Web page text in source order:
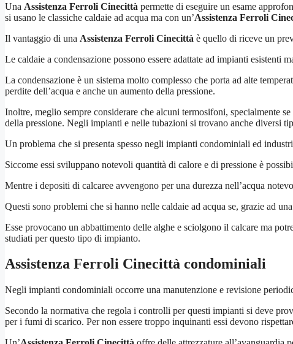
Una Assistenza Ferroli Cinecittà permette di eseguire un esame
si usano le classiche caldaie ad acqua ma con un’Assistenza Ferroli
Il vantaggio di una Assistenza Ferroli Cinecittà è quello di riceve un
Le caldaie a condensazione possono essere adattate ad impianti esistenti
La condensazione è un sistema molto complesso che porta ad alte
perdite dell’acqua e anche un aumento della pressione.
Inoltre, meglio sempre considerare che alcuni termosifoni, specialmente
della pressione. Negli impianti e nelle tubazioni si trovano anche diversi
Un problema che si presenta spesso negli impianti condominiali ed
Siccome essi sviluppano notevoli quantità di calore e di pressione è
Mentre i depositi di calcaree avvengono per una durezza nell’acqua
Questi sono problemi che si hanno nelle caldaie ad acqua se, grazie ad una
Esse provocano un abbattimento delle alghe e sciolgono il calcare ma
studiati per questo tipo di impianto.
Assistenza Ferroli Cinecittà condominiali
Negli impianti condominiali occorre una manutenzione e revisione
Secondo la normativa che regola i controlli per questi impianti si deve
per i fumi di scarico. Per non essere troppo inquinanti essi devono